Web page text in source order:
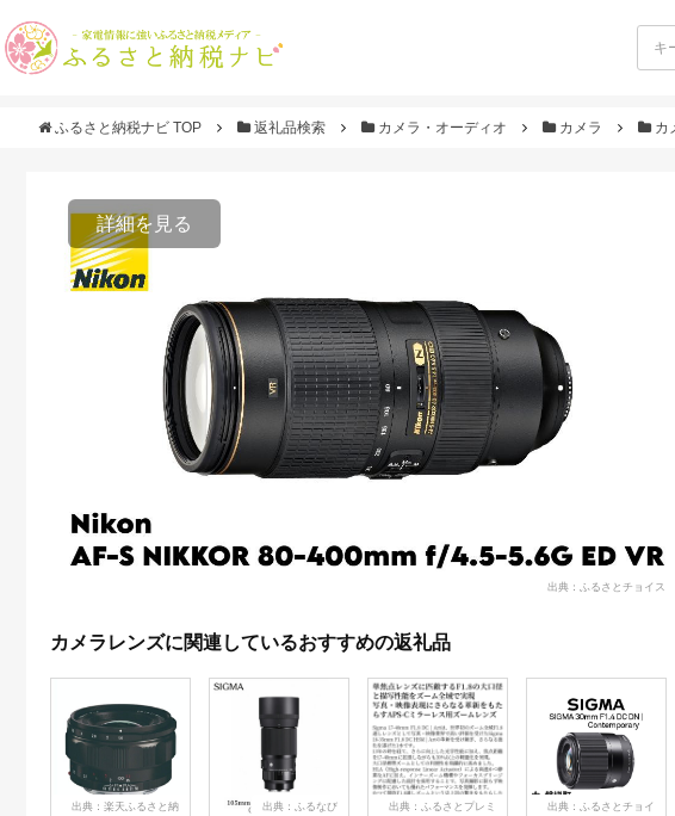
ふるさと納税ナビ TOP 返礼品検索 カメラ・オーディオ カメラ カ
詳細を見る
出典：ふるさとチョイス
カメラレンズに関連しているおすすめの返礼品
出典：楽天ふるさと納
出典：ふるなび
出典：ふるさとプレミ
出典：ふるさとチョイ